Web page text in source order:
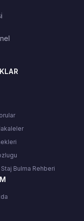
Staj Bulma Rehberi